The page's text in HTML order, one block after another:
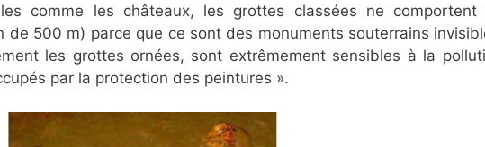
comme les châteaux, les grottes classées ne
de 500 m) parce que ce sont des monuments souterrains
les grottes ornées, sont extrêmement sensibles à la
par la protection des peintures ».